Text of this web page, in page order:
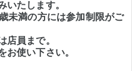
未満の方には参加制限がご
お使い下さい。